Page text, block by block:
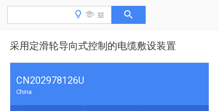
采用定滑轮导向式控制的电缆敷设装置
CN202978126U
China